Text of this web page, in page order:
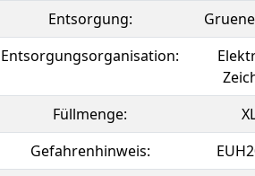
Entsorgung:
Entsorgungsorganisation:
Füllmenge:
Gefahrenhinweis: